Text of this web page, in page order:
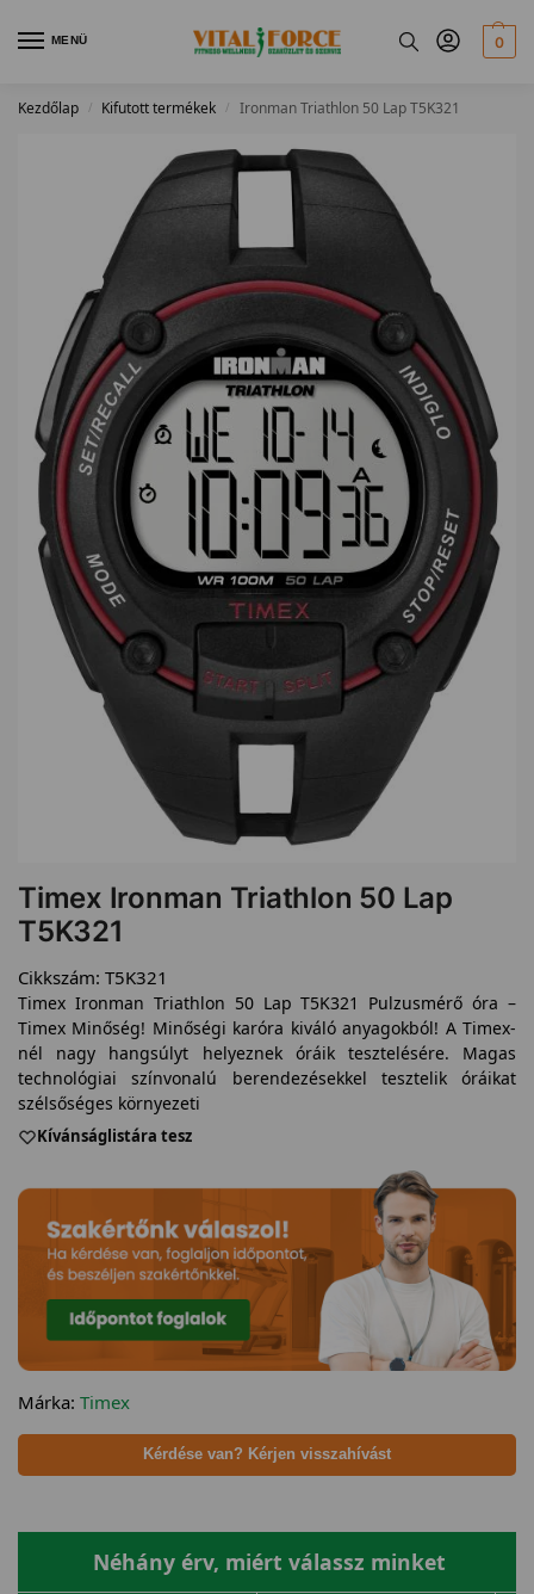
MENÜ 0
Kezdőlap / Kifutott termékek / Ironman Triathlon 50 Lap T5K321
Timex Ironman Triathlon 50 Lap
T5K321
Cikkszám: T5K321
Timex Ironman Triathlon 50 Lap T5K321 Pulzusmérő óra –
Timex Minőség! Minőségi karóra kiváló anyagokból! A Timex-
nél nagy hangsúlyt helyeznek óráik tesztelésére. Magas
technológiai színvonalú berendezésekkel tesztelik óráikat
szélsőséges környezeti
Kívánságlistára tesz
Márka: Timex
Kérdése van? Kérjen visszahívást
Néhány érv, miért válassz minket